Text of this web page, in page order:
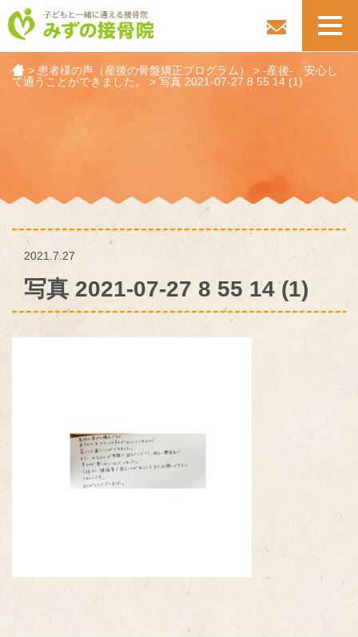
> 患者様の声（産後の骨盤矯正プログラム） >-産後- 安心し
て通うことができました。
> 写真 2021-07-27 8 55 14 (1)
2021.7.27
写真 2021-07-27 8 55 14 (1)